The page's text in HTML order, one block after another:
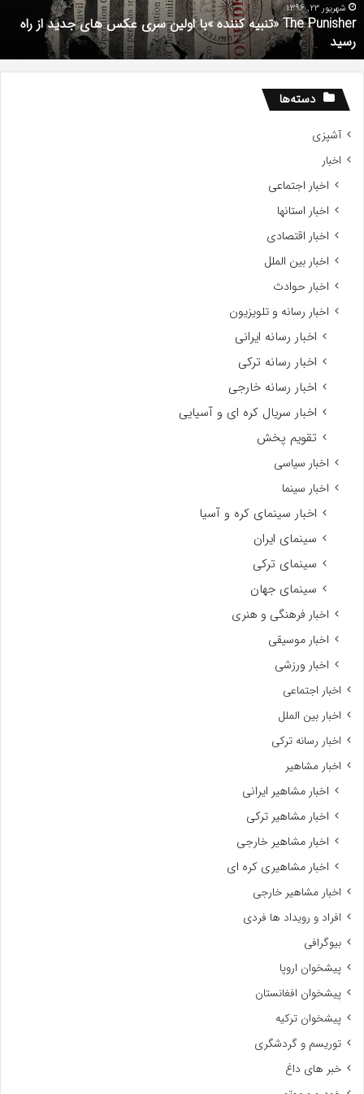
عکس
های
جدید
از
راه
رسید
شهریور 23, 1396
The Punisher «تنبیه کننده »با اولین سری عکس های جدید از راه
رسید
دسته‌ها
آشپزی
اخبار
اخبار اجتماعی
اخبار استانها
اخبار اقتصادی
اخبار بین الملل
اخبار حوادث
اخبار رسانه و تلویزیون
اخبار رسانه ایرانی
اخبار رسانه ترکی
اخبار رسانه خارجی
اخبار سریال کره ای و آسیایی
تقویم پخش
اخبار سیاسی
اخبار سینما
اخبار سینمای کره و آسیا
سینمای ایران
سینمای ترکی
سینمای جهان
اخبار فرهنگی و هنری
اخبار موسیقی
اخبار ورزشی
اخبار اجتماعی
اخبار بین الملل
اخبار رسانه ترکی
اخبار مشاهیر
اخبار مشاهیر ایرانی
اخبار مشاهیر ترکی
اخبار مشاهیر خارجی
اخبار مشاهیری کره ای
اخبار مشاهیر خارجی
افراد و رویداد ها فردی
بیوگرافی
پیشخوان اروپا
پیشخوان افغانستان
پیشخوان ترکیه
توریسم و گردشگری
خبر های داغ